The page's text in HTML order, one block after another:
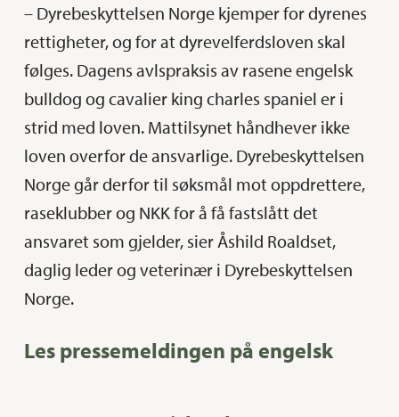
– Dyrebeskyttelsen Norge kjemper for dyrenes
rettigheter, og for at dyrevelferdsloven skal
følges. Dagens avlspraksis av rasene engelsk
bulldog og cavalier king charles spaniel er i
strid med loven. Mattilsynet håndhever ikke
loven overfor de ansvarlige. Dyrebeskyttelsen
Norge går derfor til søksmål mot oppdrettere,
raseklubber og NKK for å få fastslått det
ansvaret som gjelder, sier Åshild Roaldset,
daglig leder og veterinær i Dyrebeskyttelsen
Norge.
Les pressemeldingen på engelsk